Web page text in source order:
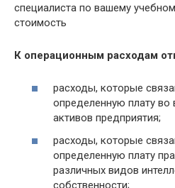
специалиста по вашему
стоимость
К операционным расходам
расходы, которые
определенную плату во
активов предприятия;
расходы, которые
определенную плату
различных видов
собственности;